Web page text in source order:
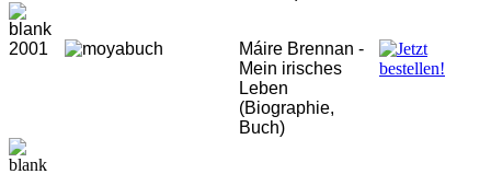
2001
Máire Brennan -
Mein irisches
Leben
(Biographie,
Buch)